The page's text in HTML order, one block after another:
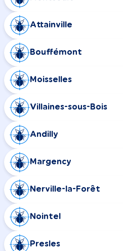
Attainville
Bouffémont
Moisselles
Villaines-sous-Bois
Andilly
Margency
Nerville-la-Forêt
Nointel
Presles